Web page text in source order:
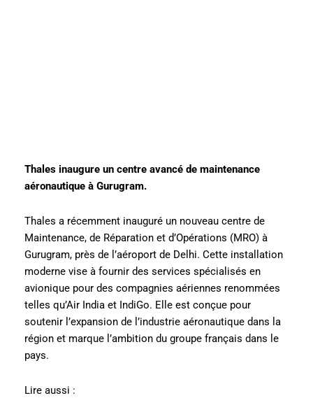
Thales inaugure un centre avancé de maintenance
aéronautique à Gurugram.
Thales a récemment inauguré un nouveau centre de
Maintenance, de Réparation et d’Opérations (MRO) à
Gurugram, près de l’aéroport de Delhi. Cette installation
moderne vise à fournir des services spécialisés en
avionique pour des compagnies aériennes renommées
telles qu’Air India et IndiGo. Elle est conçue pour
soutenir l’expansion de l’industrie aéronautique dans la
région et marque l’ambition du groupe français dans le
pays.
Lire aussi :